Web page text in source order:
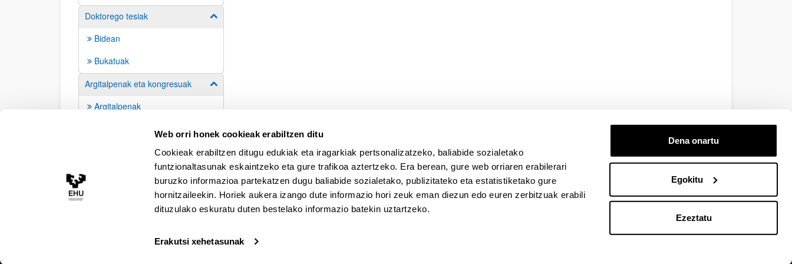
Web orri honek cookieak erabiltzen ditu
Cookieak erabiltzen ditugu edukiak eta iragarkiak pertsonalizatzeko, baliabide sozialetako
funtzionaltasunak eskaintzeko eta gure trafikoa aztertzeko. Era berean, gure web orriaren erabilerari
buruzko informazioa partekatzen dugu baliabide sozialetako, publizitateko eta estatistiketako gure
hornitzaileekin. Horiek aukera izango dute informazio hori zeuk eman diezun edo euren zerbitzuak erabili
dituzulako eskuratu duten bestelako informazio batekin uztartzeko.
Erakutsi xehetasunak
Dena onartu
Egokitu
Ezeztatu
Doktorego tesiak
Erakutsi/izkutatu azpiorriak
Bidean
Bukatuak
Argitalpenak eta kongresuak
Erakutsi/izkutatu azpiorriak
Argitalpenak